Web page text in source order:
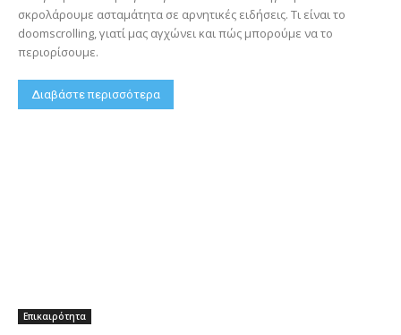
σκρολάρουμε ασταμάτητα σε αρνητικές ειδήσεις. Τι είναι το
doomscrolling, γιατί μας αγχώνει και πώς μπορούμε να το
περιορίσουμε.
Διαβάστε περισσότερα
Επικαιρότητα